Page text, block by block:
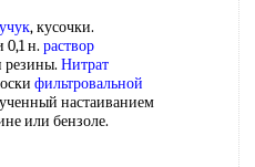
, кусочки.
0,1 н. раствор
резины. Нитрат
фильтровальной
настаиванием
или бензоле.